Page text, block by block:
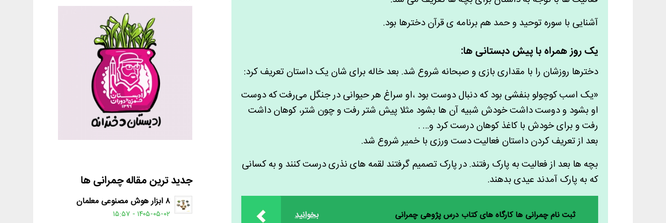
آشنایی با سوره توحید و حمد هم برنامه ی قرآن دخترها بود.
یک روز همراه با پیش دبستانی ها:
دخترها روزشان را با مقداری بازی و صبحانه شروع شد. بعد خاله برای شان یک داستان تعریف کرد:
«یک اسب کوچولو بنفشی بود که دنبال دوست بود ،او سراغ هر حیوانی در جنگل می‌رفت که دوست
او بشود و دوست داشت خودش شبیه آن ها بشود مثلا پیش شتر رفت و چون شتر، کوهان داشت
رفت و برای خودش با کاغذ کوهان درست کرد و… .
بعد از تعریف کردن داستان فعالیت دست ورزی با خمیر شروع شد.
بچه ها بعد از فعالیت به پارک رفتند. در پارک تصمیم گرفتند لقمه های نذری درست کنند و به کسانی
که به پارک آمدند عیدی بدهند.
بخوانید ثبت نام چمرانی ها کارگاه های کتاب درس پژوهی چمرانی
جدید ترین مقاله چمرانی ها
۸ ابزار هوش مصنوعی معلمان
۱۴۰۵-۰۵-۰۲ - ۱۵:۵۷